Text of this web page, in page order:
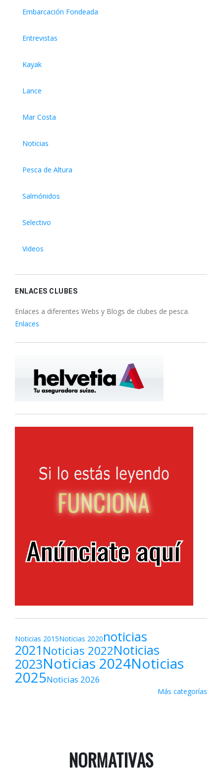
Embarcación Fondeada
Entrevistas
Kayak
Lance
Mar Costa
Noticias
Pesca de Altura
Salmónidos
Selectivo
Videos
ENLACES CLUBES
Enlaces a diferentes Webs y Blogs de clubes de pesca.
Enlaces
Noticias 2015Noticias 2020noticias
2021Noticias 2022Noticias
2023Noticias 2024Noticias
2025Noticias 2026
Más categorías
NORMATIVAS